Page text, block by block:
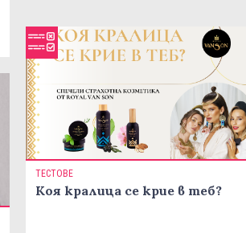
ТЕСТОВЕ
Коя кралица се крие в теб?